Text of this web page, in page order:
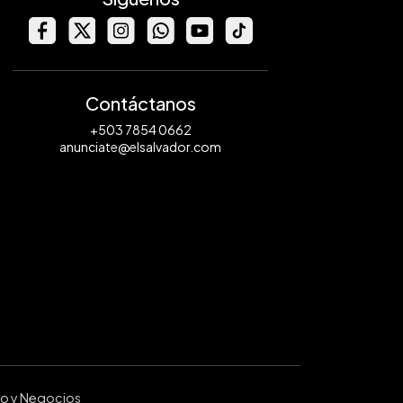
Contáctanos
+503 7854 0662
anunciate@elsalvador.com
y Negocios